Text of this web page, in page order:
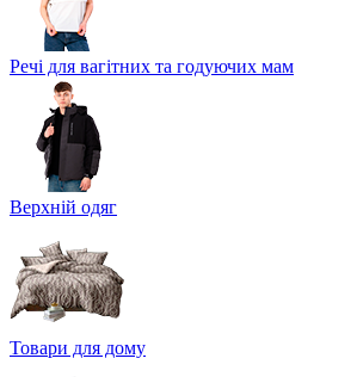
Речі для вагітних та годуючих мам
Верхній одяг
Товари для дому